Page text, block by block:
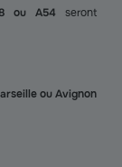
ou A54 seront
ou Avignon